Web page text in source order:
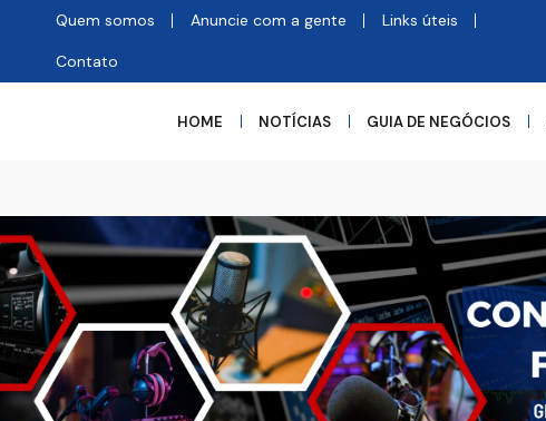
Quem somos Anuncie com a gente Links úteis
Contato
HOME NOTÍCIAS GUIA DE NEGÓCIOS